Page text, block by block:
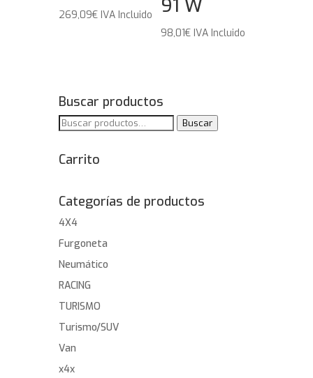
269,09€ IVA Incluido 91 W
98,01€ IVA Incluido
Buscar productos
Buscar
Buscar
Carrito
Categorías de productos
4X4
Furgoneta
Neumático
RACING
TURISMO
Turismo/SUV
Van
x4x